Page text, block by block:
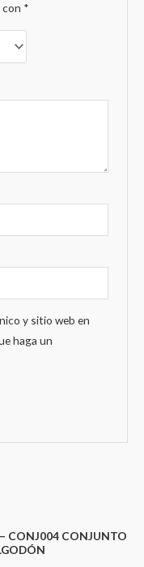
*
y sitio web en
haga un
CONJ004 CONJUNTO